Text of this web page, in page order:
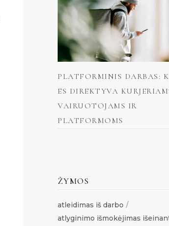
PLATFORMINIS DARBAS:
ES DIREKTYVA
VAIRUOTOJAMS IR
PLATFORMOMS
ŽYMOS
atleidimas iš darbo
atlyginimo išmokėjimas